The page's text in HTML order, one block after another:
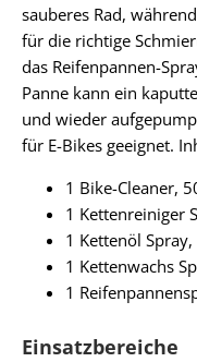
sauberes Rad,
für die richtige
das Reifenpannen-
Panne kann ein
und wieder
für E-Bikes geeignet.
1 Bike-Cleaner,
1 Kettenreiniger
1 Kettenöl
1 Kettenwachs
1
Einsatzbereiche